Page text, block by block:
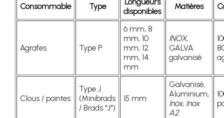
Consommable Type
disponibles
Matières
Agrafes Type P
6 mm, 8
mm, 10
mm, 12
mm, 14
mm
INOX,
GALVA
galvanisé
Clous / pointes
Type J
(Minibrads
/ Brads "J")
15 mm
Galvanisé,
Aluminium,
Inox, Inox
A2